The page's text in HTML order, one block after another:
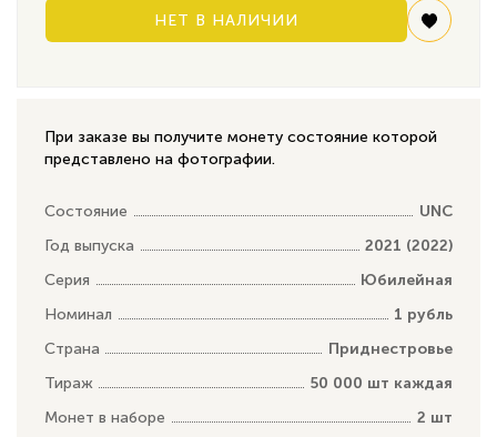
НЕТ В НАЛИЧИИ
При заказе вы получите монету состояние которой
представлено на фотографии.
Состояние
UNC
Год выпуска
2021 (2022)
Серия
Юбилейная
Номинал
1 рубль
Страна
Приднестровье
Тираж
50 000 шт каждая
Монет в наборе
2 шт